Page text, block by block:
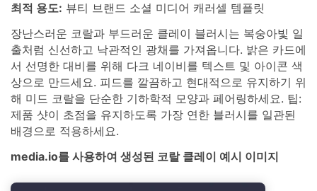
최적 용도: 뷰티 브랜드 소셜 미디어 캐러셀 템플릿
장난스러운 코랄과 부드러운 클레이 블러시는 복숭아빛 일
출처럼 신선하고 낙관적인 광채를 가져옵니다. 밝은 카드에
서 선명한 대비를 위해 다크 네이비를 텍스트 및 아이콘 색
상으로 만드세요. 피드를 깔끔하고 현대적으로 유지하기 위
해 미드 코랄을 단순한 기하학적 모양과 페어링하세요. 팁:
제품 샷이 초점을 유지하도록 가장 연한 블러시를 일관된
배경으로 적용하세요.
media.io를 사용하여 생성된 코랄 클레이 예시 이미지